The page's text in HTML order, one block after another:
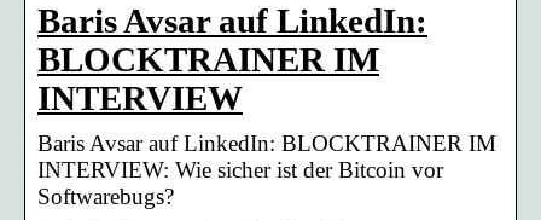
Baris Avsar auf LinkedIn:
BLOCKTRAINER IM
INTERVIEW
Baris Avsar auf LinkedIn: BLOCKTRAINER IM
INTERVIEW: Wie sicher ist der Bitcoin vor
Softwarebugs?